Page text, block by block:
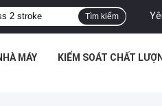
Tìm kiếm
MÁY KIỂM SOÁT CHẤT